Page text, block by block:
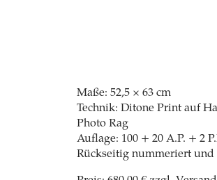
Maße: 52,5 × 63 cm
Technik: Ditone Print auf
Photo Rag
Auflage: 100 + 20 A.P. + 2
Rückseitig nummeriert und